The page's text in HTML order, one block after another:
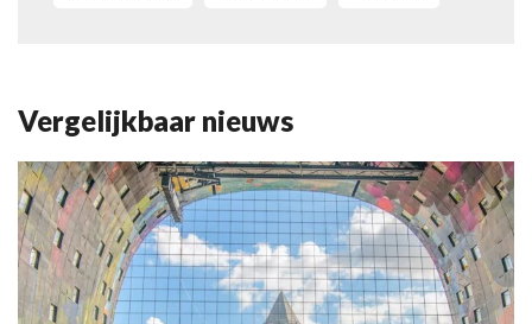
Vergelijkbaar nieuws